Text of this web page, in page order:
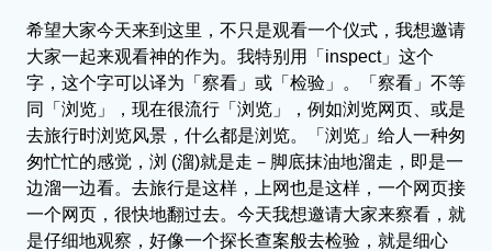
繁體版
希望大家今天来到这里，不只是观看一个仪式，我想邀请
大家一起来观看神的作为。我特别用「inspect」这个
字，这个字可以译为「察看」或「检验」。「察看」不等
同「浏览」，现在很流行「浏览」，例如浏览网页、或是
去旅行时浏览风景，什么都是浏览。「浏览」给人一种匆
匆忙忙的感觉，浏 (溜)就是走－脚底抹油地溜走，即是一
边溜一边看。去旅行是这样，上网也是这样，一个网页接
一个网页，很快地翻过去。今天我想邀请大家来察看，就
是仔细地观察，好像一个探长查案般去检验，就是细心